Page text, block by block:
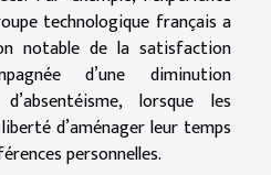
technologique français a
notable de la satisfaction
d’une diminution
lorsque les
d’aménager leur temps
personnelles.